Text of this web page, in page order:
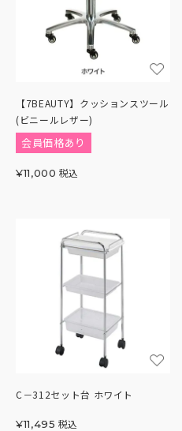
【7BEAUTY】クッションスツール
(ビニールレザー)
会員価格あり
¥11,000 税込
C－312セット台 ホワイト
¥11,495 税込